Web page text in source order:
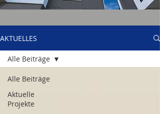
AKTUELLES
Alle Beiträge
Aktuelle
Projekte
Alle Beiträge